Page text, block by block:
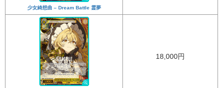
少女綺想曲 – Dream Battle 霊夢
18,000円